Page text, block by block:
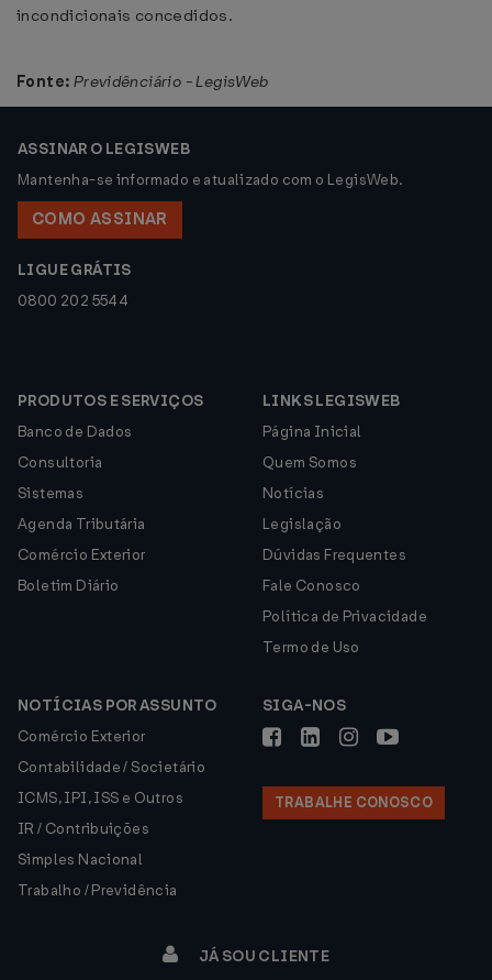
incondicionais concedidos.
Fonte: Previdênciário - LegisWeb
ASSINAR O LEGISWEB
Mantenha-se informado e atualizado com o LegisWeb.
COMO ASSINAR
LIGUE GRÁTIS
0800 202 5544
PRODUTOS E SERVIÇOS
Banco de Dados
Consultoria
Sistemas
Agenda Tributária
Comércio Exterior
Boletim Diário
LINKS LEGISWEB
Página Inicial
Quem Somos
Notícias
Legislação
Dúvidas Frequentes
Fale Conosco
Política de Privacidade
Termo de Uso
NOTÍCIAS POR ASSUNTO
Comércio Exterior
Contabilidade / Societário
ICMS, IPI, ISS e Outros
IR / Contribuições
Simples Nacional
Trabalho / Previdência
SIGA-NOS
TRABALHE CONOSCO
JÁ SOU CLIENTE